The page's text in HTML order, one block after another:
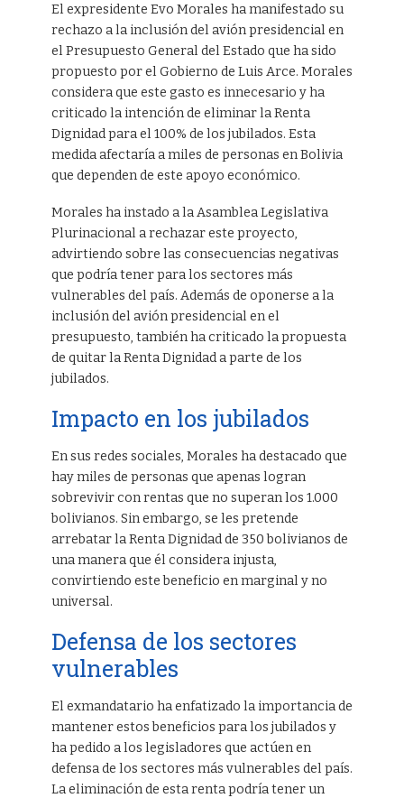
El expresidente Evo Morales ha manifestado su
rechazo a la inclusión del avión presidencial en
el Presupuesto General del Estado que ha sido
propuesto por el Gobierno de Luis Arce. Morales
considera que este gasto es innecesario y ha
criticado la intención de eliminar la Renta
Dignidad para el 100% de los jubilados. Esta
medida afectaría a miles de personas en Bolivia
que dependen de este apoyo económico.
Morales ha instado a la Asamblea Legislativa
Plurinacional a rechazar este proyecto,
advirtiendo sobre las consecuencias negativas
que podría tener para los sectores más
vulnerables del país. Además de oponerse a la
inclusión del avión presidencial en el
presupuesto, también ha criticado la propuesta
de quitar la Renta Dignidad a parte de los
jubilados.
Impacto en los jubilados
En sus redes sociales, Morales ha destacado que
hay miles de personas que apenas logran
sobrevivir con rentas que no superan los 1.000
bolivianos. Sin embargo, se les pretende
arrebatar la Renta Dignidad de 350 bolivianos de
una manera que él considera injusta,
convirtiendo este beneficio en marginal y no
universal.
Defensa de los sectores
vulnerables
El exmandatario ha enfatizado la importancia de
mantener estos beneficios para los jubilados y
ha pedido a los legisladores que actúen en
defensa de los sectores más vulnerables del país.
La eliminación de esta renta podría tener un